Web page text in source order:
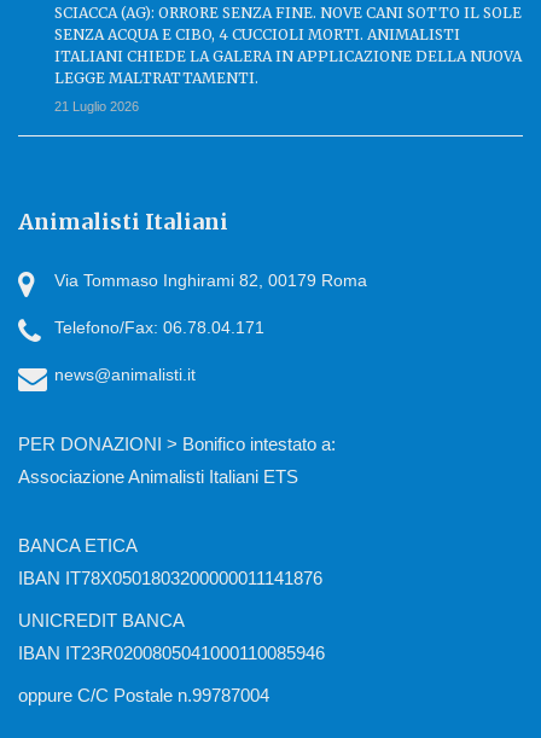
SCIACCA (AG): ORRORE SENZA FINE. NOVE CANI SOTTO IL SOLE
SENZA ACQUA E CIBO, 4 CUCCIOLI MORTI. ANIMALISTI
ITALIANI CHIEDE LA GALERA IN APPLICAZIONE DELLA NUOVA
LEGGE MALTRATTAMENTI.
21 Luglio 2026
Animalisti Italiani
Via Tommaso Inghirami 82, 00179 Roma
Telefono/Fax: 06.78.04.171
news@animalisti.it
PER DONAZIONI > Bonifico intestato a:
Associazione Animalisti Italiani ETS
BANCA ETICA
IBAN IT78X0501803200000011141876
UNICREDIT BANCA
IBAN IT23R0200805041000110085946
oppure C/C Postale n.99787004